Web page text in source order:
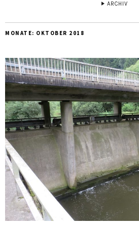
ARCHIV
MONATE: OKTOBER 2018